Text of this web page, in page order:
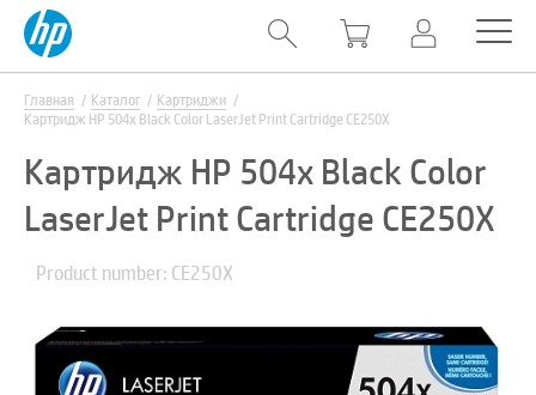
Главная Каталог
Картриджи
Картридж HP 504x Black Color LaserJet Print Cartridge CE250X
Картридж HP 504x Black Color
LaserJet Print Cartridge CE250X
Product number: CE250X